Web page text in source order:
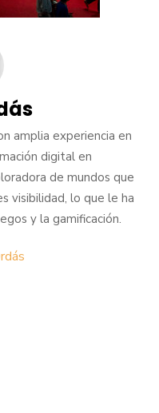
amplia experiencia en
digital en
de mundos que
visibilidad, lo que le ha
y la gamificación.